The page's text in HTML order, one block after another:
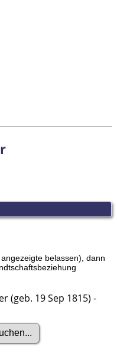
belassen), dann
(geb. 19 Sep 1815) -